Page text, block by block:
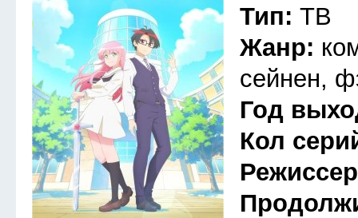
Тип: ТВ
Жанр:
сейнен,
Год
Кол